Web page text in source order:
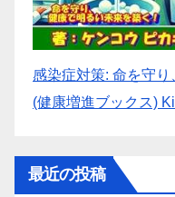
感染症対策: 命を守り
(健康増進ブックス)
最近の投稿